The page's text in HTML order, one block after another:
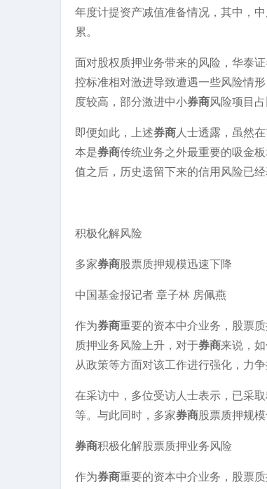
年度计提资产减值准备情况，其中，
累。
面对股权质押业务带来的风险，华泰
控标准相对激进导致遭遇一些风险情
度较高，部分激进中小券商风险项目
即便如此，上述券商人士透露，虽然
本是券商传统业务之外最重要的吸金
值之后，历史遗留下来的信用风险已
积极化解风险
多家券商股票质押规模迅速下降
中国基金报记者 章子林 房佩燕
作为券商重要的资本中介业务，股票
质押业务风险上升，对于券商来说，
从政策等方面对该工作进行强化，力争
在采访中，多位受访人士表示，已采
等。与此同时，多家券商股票质押规模
券商积极化解股票质押业务风险
作为券商重要的资本中介业务，股票